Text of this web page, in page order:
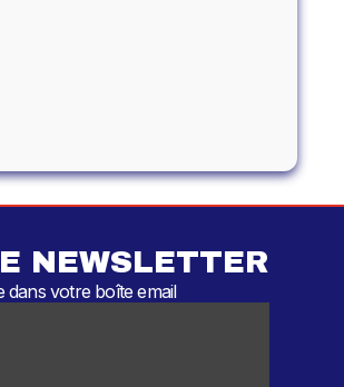
NEWSLETTER
dans votre boîte email